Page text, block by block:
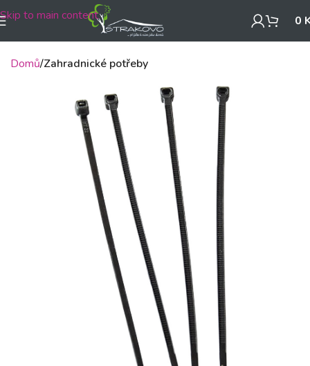
Skip to main content 0
Domů Zahradnické potřeby